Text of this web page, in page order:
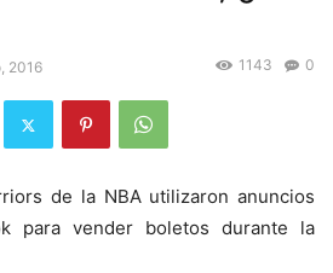
2016 0
1143
de la NBA utilizaron anuncios
para vender boletos durante la